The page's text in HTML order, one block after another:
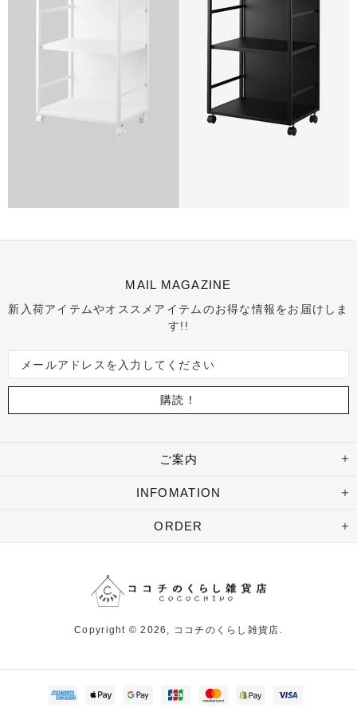
ご案内
INFOMATION
ORDER
MAIL MAGAZINE
新入荷アイテムやオススメアイテムのお得な情報をお届けしま
す!!
Copyright © 2026, ココチのくらし雑貨店 .